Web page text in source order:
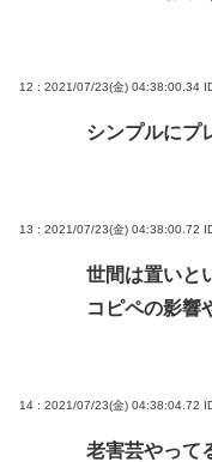
12 : 2021/07/23(金) 04:38:00.34
シンプルにプ
13 : 2021/07/23(金) 04:38:00.72
世間は置いと
コピペの影響
14 : 2021/07/23(金) 04:38:04.72
老害芸やって